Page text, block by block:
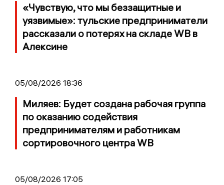
«Чувствую, что мы беззащитные и
уязвимые»: тульские предприниматели
рассказали о потерях на складе WB в
Алексине
05/08/2026 18:36
Миляев: Будет создана рабочая группа
по оказанию содействия
предпринимателям и работникам
сортировочного центра WB
05/08/2026 17:05